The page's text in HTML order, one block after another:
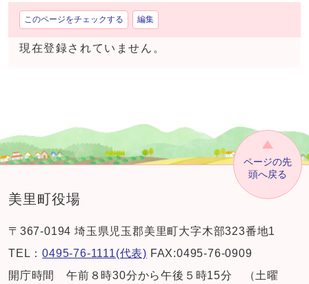
このページをチェックする 編集
現在登録されていません。
ページの先
頭へ戻る
美里町役場
〒367-0194 埼玉県児玉郡美里町大字木部323番地1
TEL：0495-76-1111(代表) FAX:0495-76-0909
開庁時間 午前８時30分から午後５時15分 （土曜